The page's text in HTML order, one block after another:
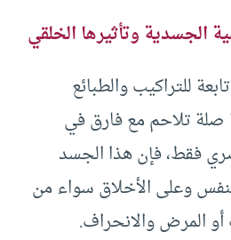
الجسدية وتأثيرها الخلقي
للتراكيب والطبائع
صلة تلاحم مع فارق في
فقط، فإن هذا الجسد
وعلى الأخلاق سواء من
المرض والانحراف.